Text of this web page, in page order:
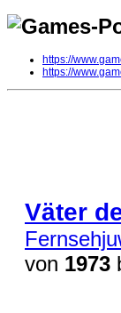
https://
https://
Väter
von 1973